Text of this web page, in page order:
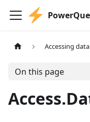
Accessing data
On this page